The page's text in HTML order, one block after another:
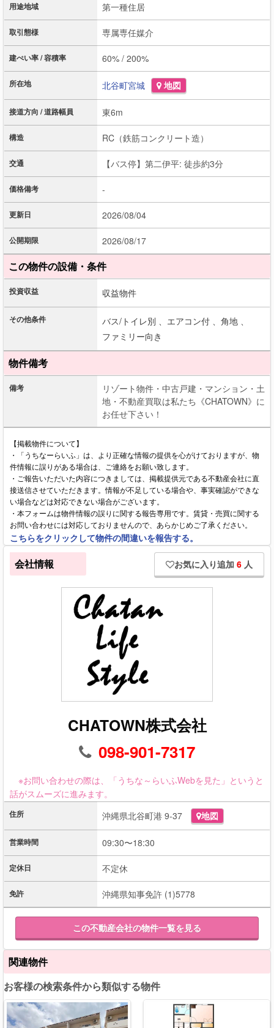
用途地域 第一種住居
取引態様 専属専任媒介
建ぺい率 / 容積率 60% / 200%
所在地 北谷町宮城 地図
接道方向 / 道路幅員 東6m
構造 RC（鉄筋コンクリート造）
交通 【バス停】第二伊平: 徒歩約3分
価格備考 -
更新日 2026/08/04
公開期限 2026/08/17
この物件の設備・条件
投資収益 収益物件
その他条件 バス/トイレ別 、 エアコン付 、 角地 、
ファミリー向き
物件備考
備考
リゾート物件・中古戸建・マンション・土
地・不動産買取は私たち《CHATOWN》に
お任せ下さい！
【掲載物件について】
・「うちなーらいふ」は、より正確な情報の提供を心がけておりますが、物
件情報に誤りがある場合は、ご連絡をお願い致します。
・ご報告いただいた内容につきましては、掲載提供元である不動産会社に直
接送信させていただきます。情報が不足している場合や、事実確認ができな
い場合などは対応できない場合がございます。
・本フォームは物件情報の誤りに関する報告専用です。賃貸・売買に関する
お問い合わせには対応しておりませんので、あらかじめご了承ください。
こちらをクリックして物件の間違いを報告する。
会社情報 お気に入り追加 6 人
CHATOWN株式会社
098-901-7317
※お問い合わせの際は、「うちな～らいふWebを見た」というと
話がスムーズに進みます。
住所 沖縄県北谷町港 9-37 地図
営業時間 09:30〜18:30
定休日 不定休
免許 沖縄県知事免許 (1)5778
この不動産会社の物件一覧を見る
関連物件
お客様の検索条件から類似する物件